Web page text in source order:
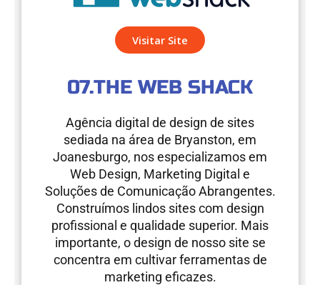
Visitar Site
07.THE WEB SHACK
Agência digital de design de sites
sediada na área de Bryanston, em
Joanesburgo, nos especializamos em
Web Design, Marketing Digital e
Soluções de Comunicação Abrangentes.
Construímos lindos sites com design
profissional e qualidade superior. Mais
importante, o design de nosso site se
concentra em cultivar ferramentas de
marketing eficazes.